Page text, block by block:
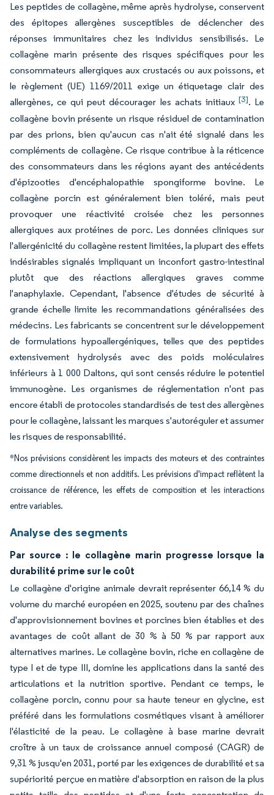
Les peptides de collagène, même après hydrolyse, conservent
des épitopes allergènes susceptibles de déclencher des
réponses immunitaires chez les individus sensibilisés. Le
collagène marin présente des risques spécifiques pour les
consommateurs allergiques aux crustacés ou aux poissons, et
le règlement (UE) 1169/2011 exige un étiquetage clair des
allergènes, ce qui peut décourager les achats initiaux [3]. Le
collagène bovin présente un risque résiduel de contamination
par des prions, bien qu'aucun cas n'ait été signalé dans les
compléments de collagène. Ce risque contribue à la réticence
des consommateurs dans les régions ayant des antécédents
d'épizooties d'encéphalopathie spongiforme bovine. Le
collagène porcin est généralement bien toléré, mais peut
provoquer une réactivité croisée chez les personnes
allergiques aux protéines de porc. Les données cliniques sur
l'allergénicité du collagène restent limitées, la plupart des effets
indésirables signalés impliquant un inconfort gastro-intestinal
plutôt que des réactions allergiques graves comme
l'anaphylaxie. Cependant, l'absence d'études de sécurité à
grande échelle limite les recommandations généralisées des
médecins. Les fabricants se concentrent sur le développement
de formulations hypoallergéniques, telles que des peptides
extensivement hydrolysés avec des poids moléculaires
inférieurs à 1 000 Daltons, qui sont censés réduire le potentiel
immunogène. Les organismes de réglementation n'ont pas
encore établi de protocoles standardisés de test des allergènes
pour le collagène, laissant les marques s'autoréguler et assumer
les risques de responsabilité.
*Nos prévisions considèrent les impacts des moteurs et des contraintes
comme directionnels et non additifs. Les prévisions d'impact reflètent la
croissance de référence, les effets de composition et les interactions
entre variables.
Analyse des segments
Par source : le collagène marin progresse lorsque la
durabilité prime sur le coût
Le collagène d'origine animale devrait représenter 66,14 % du
volume du marché européen en 2025, soutenu par des chaînes
d'approvisionnement bovines et porcines bien établies et des
avantages de coût allant de 30 % à 50 % par rapport aux
alternatives marines. Le collagène bovin, riche en collagène de
type I et de type III, domine les applications dans la santé des
articulations et la nutrition sportive. Pendant ce temps, le
collagène porcin, connu pour sa haute teneur en glycine, est
préféré dans les formulations cosmétiques visant à améliorer
l'élasticité de la peau. Le collagène à base marine devrait
croître à un taux de croissance annuel composé (CAGR) de
9,31 % jusqu'en 2031, porté par les exigences de durabilité et sa
supériorité perçue en matière d'absorption en raison de la plus